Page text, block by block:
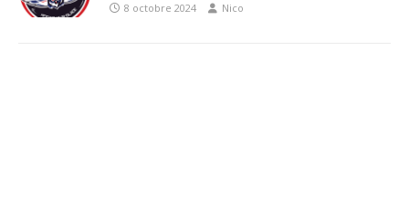
8 octobre 2024 Nico